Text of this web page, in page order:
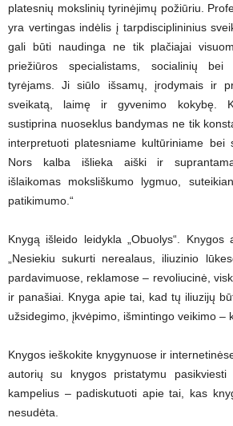
platesnių mokslinių tyrinėjimų požiūriu.
yra vertingas indėlis į tarpdisciplininius
gali būti naudinga ne tik plačiajai
priežiūros specialistams, socialinių bei
tyrėjams. Ji siūlo išsamų, įrodymais ir
sveikatą, laimę ir gyvenimo kokybę.
sustiprina nuoseklus bandymas ne tik
interpretuoti platesniame kultūriniame bei
Nors kalba išlieka aiški ir
išlaikomas moksliškumo lygmuo,
patikimumo.“
Knygą išleido leidykla „Obuolys“. Knygos
„Nesiekiu sukurti nerealaus, iliuzinio
pardavimuose, reklamose – revoliucinė,
ir panašiai. Knyga apie tai, kad tų iliuzijų
užsidegimo, įkvėpimo, išmintingo veikimo –
Knygos ieškokite knygynuose ir
autorių su knygos pristatymu
kampelius – padiskutuoti apie tai, kas
nesudėta.